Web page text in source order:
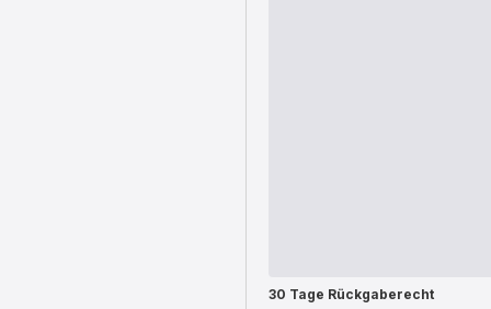
30 Tage Rückgaberecht